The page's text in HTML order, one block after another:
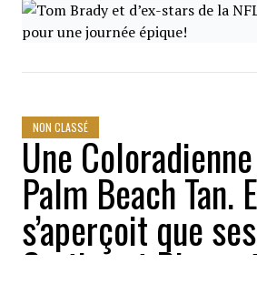
NON CLASSÉ
Une
Palm Beach Tan.
s’aperçoit que
Cartier et Dior ont